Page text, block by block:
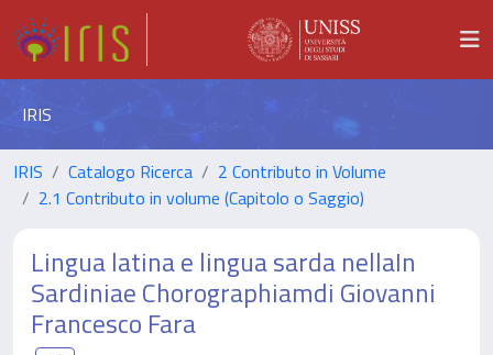
IRIS
IRIS Catalogo Ricerca
2 Contributo in Volume
2.1 Contributo in volume (Capitolo o Saggio)
Lingua latina e lingua sarda nellaIn
Sardiniae Chorographiamdi Giovanni
Francesco Fara